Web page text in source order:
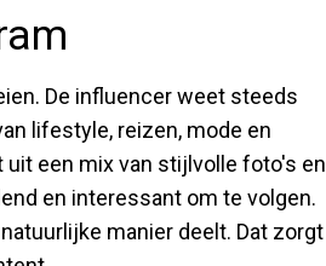
De influencer weet steeds
lifestyle, reizen, mode en
een mix van stijlvolle foto's en
en interessant om te volgen.
manier deelt. Dat zorgt